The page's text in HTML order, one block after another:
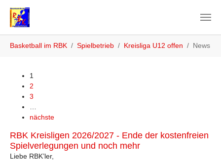
Basketball im RBK
Spielbetrieb Kreisliga U12 offen News
1
2
3
nächste
RBK Kreisligen 2026/2027 - Ende der kostenfreien
Spielverlegungen und noch mehr
Liebe RBK’ler,